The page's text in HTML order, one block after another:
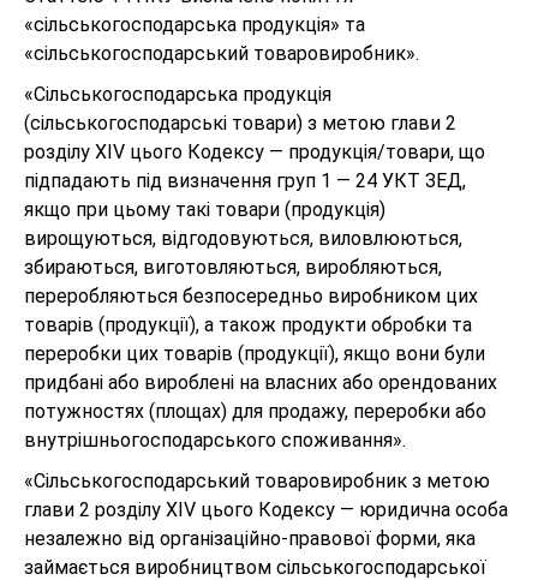
«сільськогосподарська продукція» та
«сільськогосподарський товаровиробник».
«Сільськогосподарська продукція
(сільськогосподарські товари) з метою глави 2
розділу XIV цього Кодексу — продукція/товари, що
підпадають під визначення груп 1 — 24 УКТ ЗЕД,
якщо при цьому такі товари (продукція)
вирощуються, відгодовуються, виловлюються,
збираються, виготовляються, виробляються,
переробляються безпосередньо виробником цих
товарів (продукції), а також продукти обробки та
переробки цих товарів (продукції), якщо вони були
придбані або вироблені на власних або орендованих
потужностях (площах) для продажу, переробки або
внутрішньогосподарського споживання».
«Сільськогосподарський товаровиробник з метою
глави 2 розділу XIV цього Кодексу — юридична особа
незалежно від організаційно-правової форми, яка
займається виробництвом сільськогосподарської